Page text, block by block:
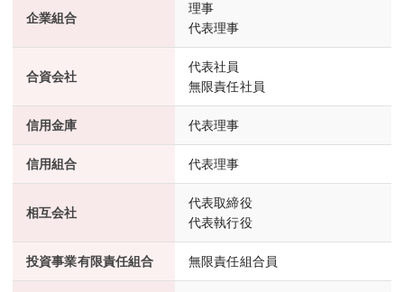
企業組合
理事
代表理事
合資会社
代表社員
無限責任社員
信用金庫 代表理事
信用組合 代表理事
相互会社
代表取締役
代表執行役
投資事業有限責任組合 無限責任組合員